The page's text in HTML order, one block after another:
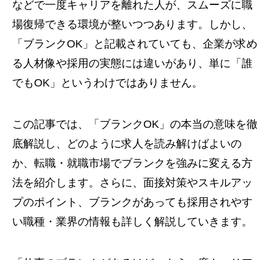
などで一度キャリアを離れた人が、スムーズに職
場復帰できる環境が整いつつあります。しかし、
「ブランクOK」と記載されていても、企業が求め
る人材像や採用の実態には違いがあり、単に「誰
でもOK」というわけではありません。
この記事では、「ブランクOK」の本当の意味を徹
底解説し、どのように求人を読み解けばよいの
か、転職・就職市場でブランクを強みに変える方
法を紹介します。さらに、面接対策やスキルアッ
プのポイント、ブランクがあっても採用されやす
い職種・業界の情報も詳しく解説していきます。